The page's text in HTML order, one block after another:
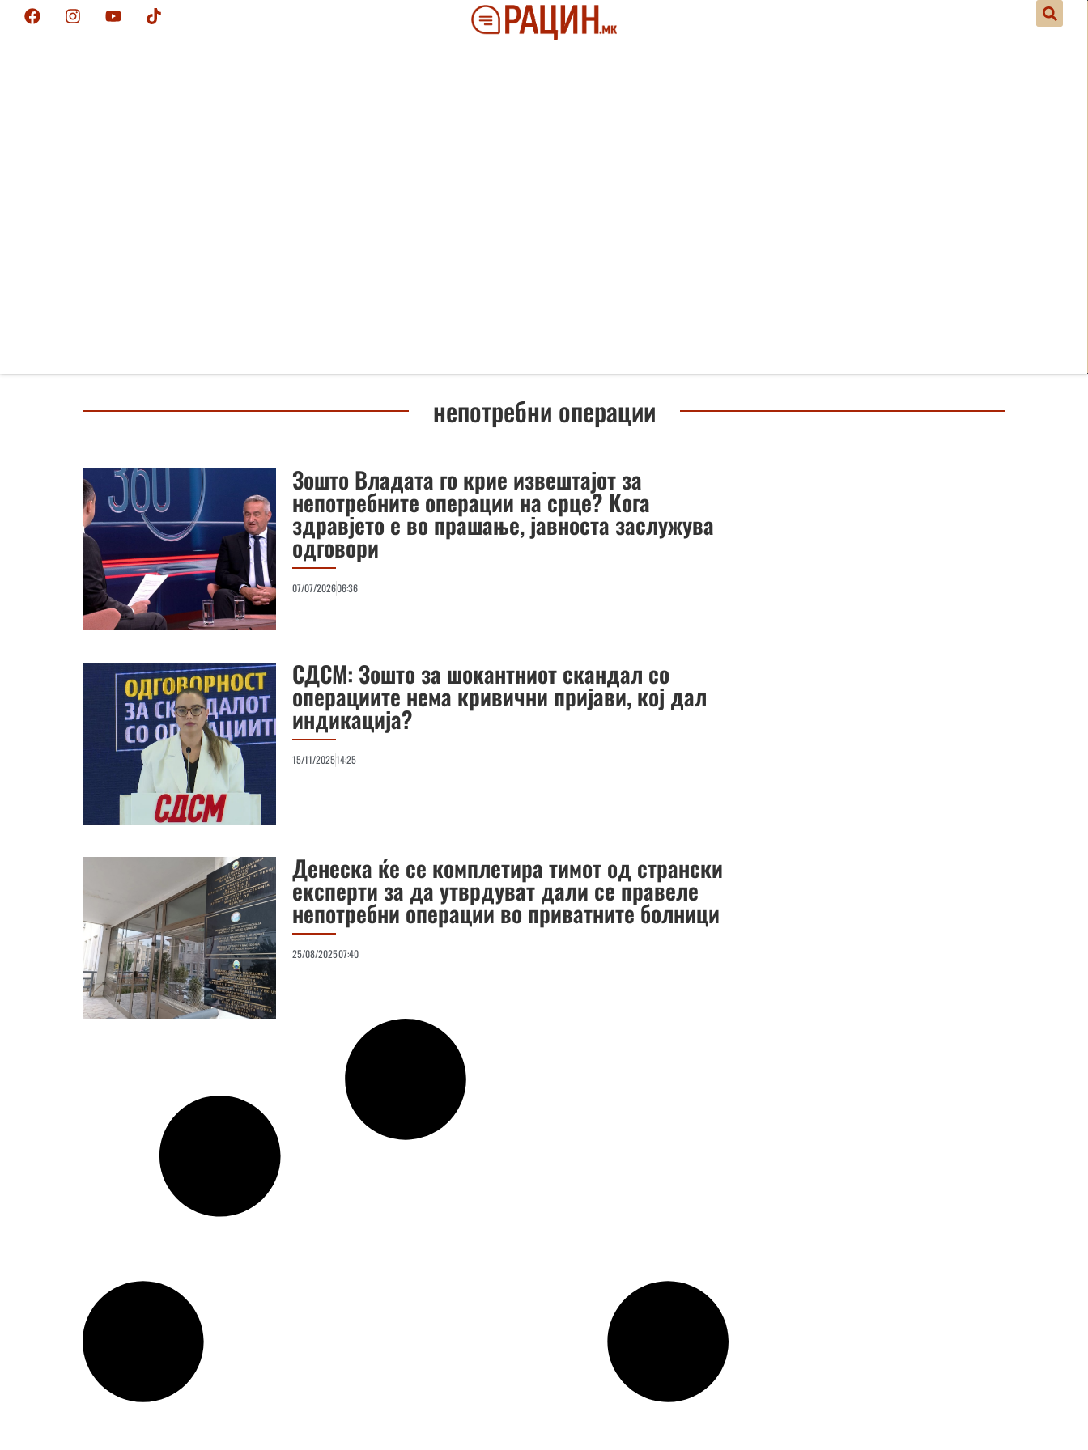
непотребни операции
Зошто Владата го крие извештајот за
непотребните операции на срце? Кога
здравјето е во прашање, јавноста заслужува
одговори
07/07/202606:36
СДСМ: Зошто за шокантниот скандал со
операциите нема кривични пријави, кој дал
индикација?
15/11/202514:25
Денеска ќе се комплетира тимот од странски
експерти за да утврдуват дали се правеле
непотребни операции во приватните болници
25/08/202507:40